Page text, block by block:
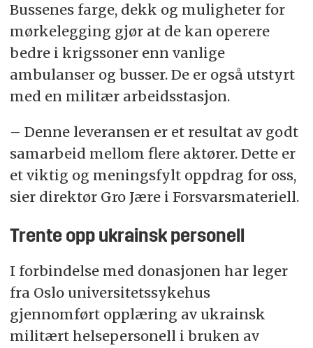
Bussenes farge, dekk og muligheter for
mørkelegging gjør at de kan operere
bedre i krigssoner enn vanlige
ambulanser og busser. De er også utstyrt
med en militær arbeidsstasjon.
– Denne leveransen er et resultat av godt
samarbeid mellom flere aktører. Dette er
et viktig og meningsfylt oppdrag for oss,
sier direktør Gro Jære i Forsvarsmateriell.
Trente opp ukrainsk personell
I forbindelse med donasjonen har leger
fra Oslo universitetssykehus
gjennomført opplæring av ukrainsk
militært helsepersonell i bruken av